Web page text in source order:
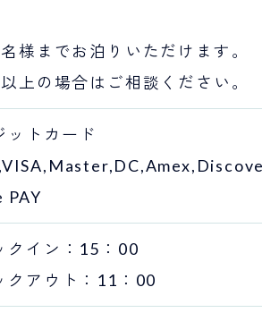
様までお泊りいただけます。
上の場合はご相談ください。
ットカード
PAY
クイン：15：00
クアウト：11：00